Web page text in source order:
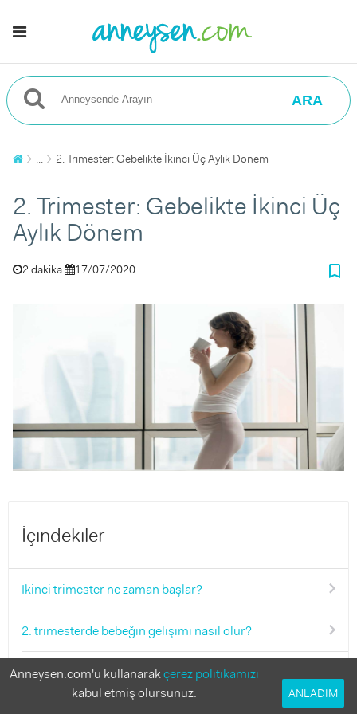
ARA
... 2. Trimester: Gebelikte İkinci Üç Aylık Dönem
2. Trimester: Gebelikte İkinci Üç
Aylık Dönem
2 dakika 17/07/2020 bookmark_border
İçindekiler
İkinci trimester ne zaman başlar?
2. trimesterde bebeğin gelişimi nasıl olur?
Anneysen.com'u kullanarakçerez politikamızı
kabul etmiş olursunuz.
ANLADIM